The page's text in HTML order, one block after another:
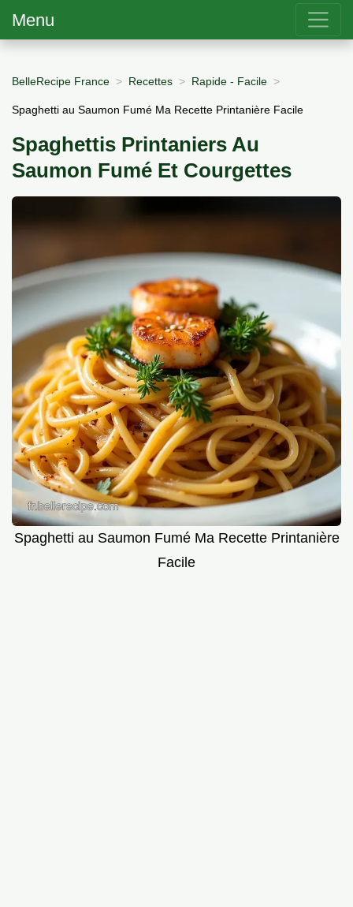
Menu
BelleRecipe France Recettes Rapide - Facile
Spaghetti au Saumon Fumé Ma Recette Printanière Facile
Spaghettis Printaniers Au
Saumon Fumé Et Courgettes
Spaghetti au Saumon Fumé Ma Recette Printanière
Facile